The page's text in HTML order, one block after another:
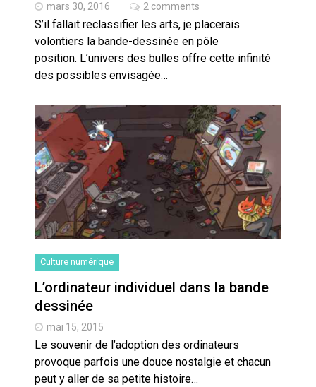
mars 30, 2016 2 comments
S’il fallait reclassifier les arts, je placerais
volontiers la bande-dessinée en pôle
position. L’univers des bulles offre cette infinité
des possibles envisagée…
Culture numérique
L’ordinateur individuel dans la bande
dessinée
mai 15, 2015
Le souvenir de l’adoption des ordinateurs
provoque parfois une douce nostalgie et chacun
peut y aller de sa petite histoire…